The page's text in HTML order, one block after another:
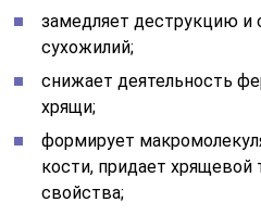
замедляет деструкцию и
сухожилий;
снижает деятельность
хрящи;
формирует
кости, придает хрящевой
свойства;